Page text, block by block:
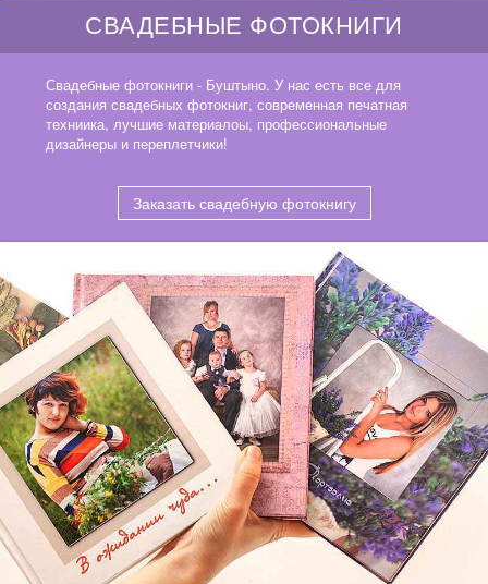
СВАДЕБНЫЕ ФОТОКНИГИ
Свадебные фотокниги - Буштыно. У нас есть все для
создания свадебных фотокниг, современная печатная
техниика, лучшие материалоы, профессиональные
дизайнеры и переплетчики!
Заказать свадебную фотокнигу